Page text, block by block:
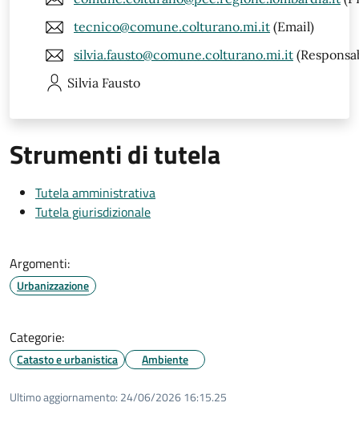
tecnico@comune.colturano.mi.it (Email)
silvia.fausto@comune.colturano.mi.it
Silvia Fausto
Strumenti di tutela
Tutela amministrativa
Tutela giurisdizionale
Argomenti:
Urbanizzazione
Categorie:
Catasto e urbanistica Ambiente
Ultimo aggiornamento: 24/06/2026 16:15.25